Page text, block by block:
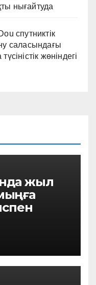
нығайтуда
спутниктік
саласындағы
жөніндегі
жыл